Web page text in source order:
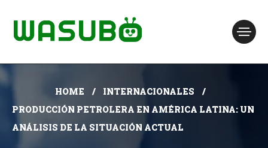
HOME
INTERNACIONALES
PRODUCCIÓN PETROLERA EN AMÉRICA LATINA: UN
ANÁLISIS DE LA SITUACIÓN ACTUAL